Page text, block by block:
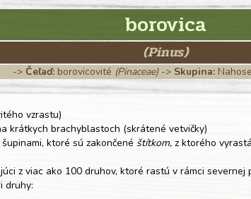
borovica
(Pinus)
-> Čeľaď: borovicovité (Pinaceae)-> Skupina:
vzrastu)
krátkych brachyblastoch (skrátené vetvičky)
ktoré sú zakončené štítkom, z ktorého
z viac ako 100 druhov, ktoré rastú v rámci
druhy: